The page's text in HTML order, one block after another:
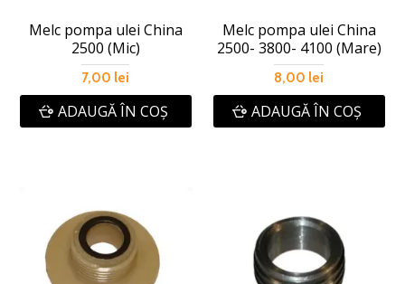
Melc pompa ulei China
2500 (Mic)
7,00 lei
ADAUGĂ ÎN COŞ
Melc pompa ulei China
2500- 3800- 4100 (Mare)
8,00 lei
ADAUGĂ ÎN COŞ